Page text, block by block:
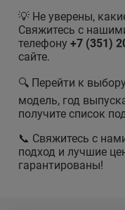
💡 Не уверены,
Свяжитесь с
телефону +7 (351)
сайте.
🔍 Перейти к
модель, год
получите список
📞 Свяжитесь с
подход и лучшие
гарантированы!